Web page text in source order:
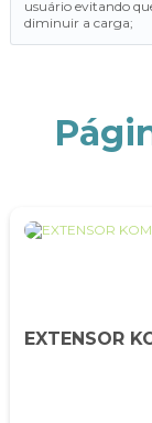
usuário evitando
diminuir a carga;
EXTENSOR